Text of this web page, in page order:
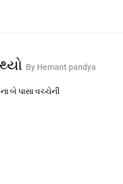
By Hemant pandya
બે પાસા વચ્ચેની